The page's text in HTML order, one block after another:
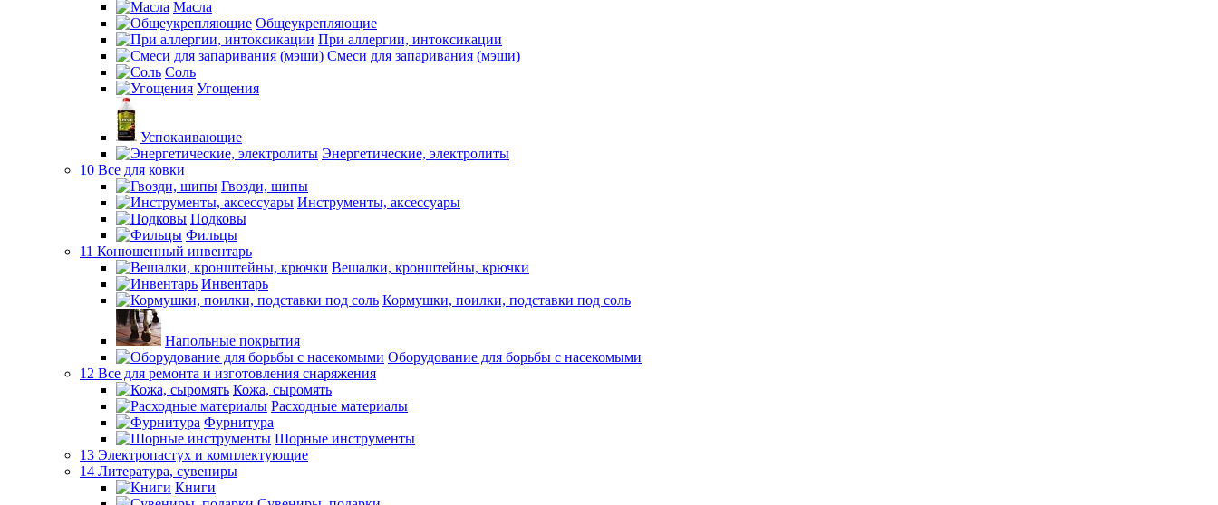
Масла
Общеукрепляющие
При аллергии, интоксикации
Смеси для запаривания (мэши)
Соль
Угощения
Успокаивающие
Энергетические, электролиты
10 Все для ковки
Гвозди, шипы
Инструменты, аксессуары
Подковы
Фильцы
11 Конюшенный инвентарь
Вешалки, кронштейны, крючки
Инвентарь
Кормушки, поилки, подставки под соль
Напольные покрытия
Оборудование для борьбы с насекомыми
12 Все для ремонта и изготовления снаряжения
Кожа, сыромять
Расходные материалы
Фурнитура
Шорные инструменты
13 Электропастух и комплектующие
14 Литература, сувениры
Книги